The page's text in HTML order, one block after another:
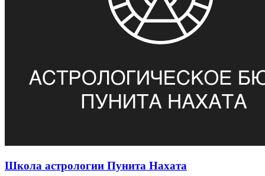
Школа астрологии Пунита Нахата